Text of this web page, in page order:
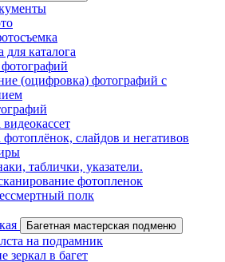
каталога
фотографий
(оцифровка) фотографий с
слайдов и негативов
таблички, указатели.
фотопленок
полк
Багетная мастерская подменю
на подрамник
зеркал в багет